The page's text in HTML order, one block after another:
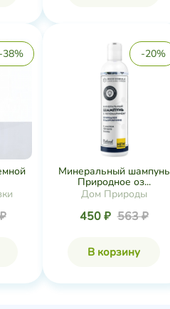
-38% -20%
Минеральный шампунь
Природное оз...
Дом Природы
450 ₽ 563 ₽
В корзину